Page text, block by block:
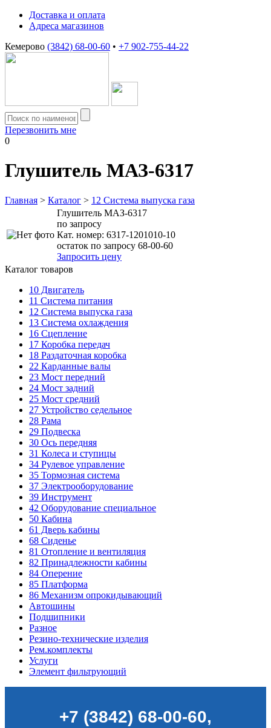
Доставка и оплата
Адреса магазинов
Кемерово (3842) 68-00-60 • +7 902-755-44-22
Перезвонить мне
0
Глушитель МАЗ-6317
Главная > Каталог > 12 Система выпуска газа
Глушитель МАЗ-6317
по запросу
Кат. номер: 6317-1201010-10
остаток по запросу 68-00-60
Запросить цену
Каталог товаров
10 Двигатель
11 Система питания
12 Система выпуска газа
13 Система охлаждения
16 Сцепление
17 Коробка передач
18 Раздаточная коробка
22 Карданные валы
23 Мост передний
24 Мост задний
25 Мост средний
27 Устройство седельное
28 Рама
29 Подвеска
30 Ось передняя
31 Колеса и ступицы
34 Рулевое управление
35 Тормозная система
37 Электрооборудование
39 Инструмент
42 Оборудование специальное
50 Кабина
61 Дверь кабины
68 Сиденье
81 Отопление и вентиляция
82 Принадлежности кабины
84 Оперение
85 Платформа
86 Механизм опрокидывающий
Автошины
Подшипники
Разное
Резино-технические изделия
Рем.комплекты
Услуги
Элемент фильтрующий
+7 (3842) 68-00-60,